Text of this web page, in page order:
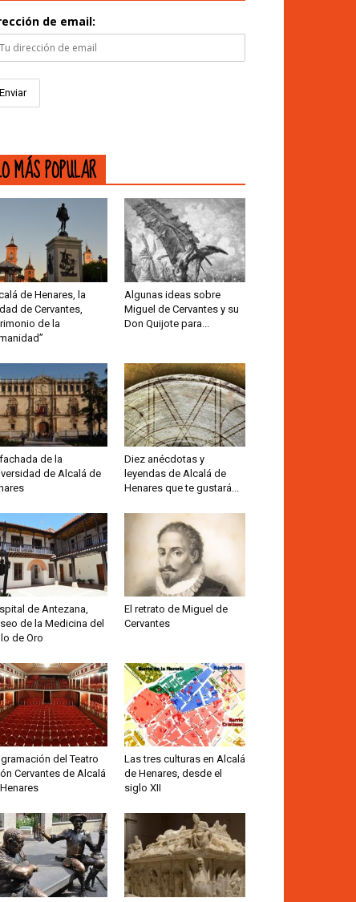
de email:
MÁS POPULAR
de Henares, la
de Cervantes,
de la
Algunas ideas sobre
Miguel de Cervantes y su
Don Quijote para...
de la
de Alcalá de
Diez anécdotas y
leyendas de Alcalá de
Henares que te gustará...
de Antezana,
de la Medicina del
de Oro
El retrato de Miguel de
Cervantes
del Teatro
Cervantes de Alcalá
Las tres culturas en Alcalá
de Henares, desde el
siglo XII